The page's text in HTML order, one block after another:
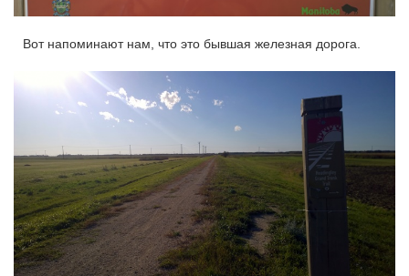
Вот напоминают нам, что это бывшая железная дорога.